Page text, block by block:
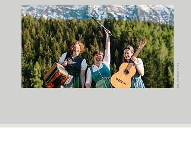
Foto: Christoph Hartl